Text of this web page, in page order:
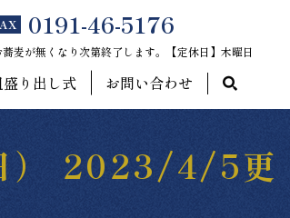
0191-46-5176
麦が無くなり次第終了します。【定休日】木曜日
り出し式 お問い合わせ
） 2023/4/5更